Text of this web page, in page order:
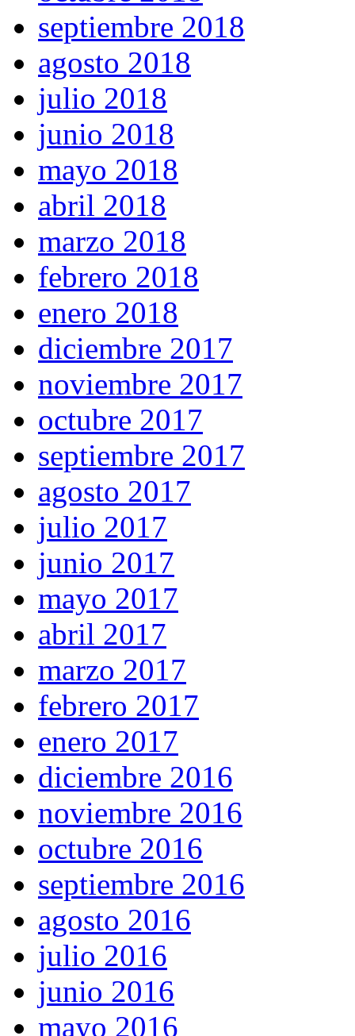
septiembre 2018
agosto 2018
julio 2018
junio 2018
mayo 2018
abril 2018
marzo 2018
febrero 2018
enero 2018
diciembre 2017
noviembre 2017
octubre 2017
septiembre 2017
agosto 2017
julio 2017
junio 2017
mayo 2017
abril 2017
marzo 2017
febrero 2017
enero 2017
diciembre 2016
noviembre 2016
octubre 2016
septiembre 2016
agosto 2016
julio 2016
junio 2016
mayo 2016